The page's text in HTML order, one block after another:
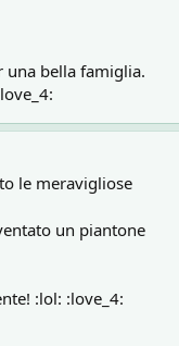
una bella famiglia.
le meravigliose
un piantone
:lol: :love_4: